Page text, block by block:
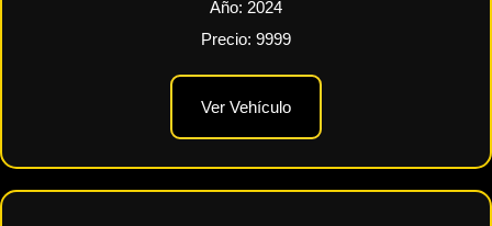
Año: 2024
Precio: 9999
Ver Vehículo